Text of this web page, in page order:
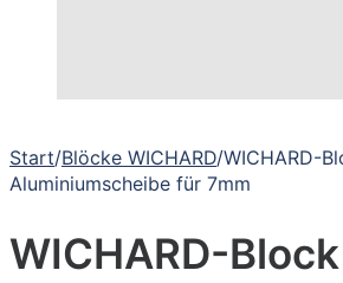
Start/Blöcke WICHARD/WICHARD-
Aluminiumscheibe für 7mm
WICHARD-